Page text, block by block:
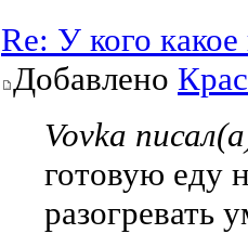
Re: У кого
Добавлено
Vovka
готовую еду
разогревать